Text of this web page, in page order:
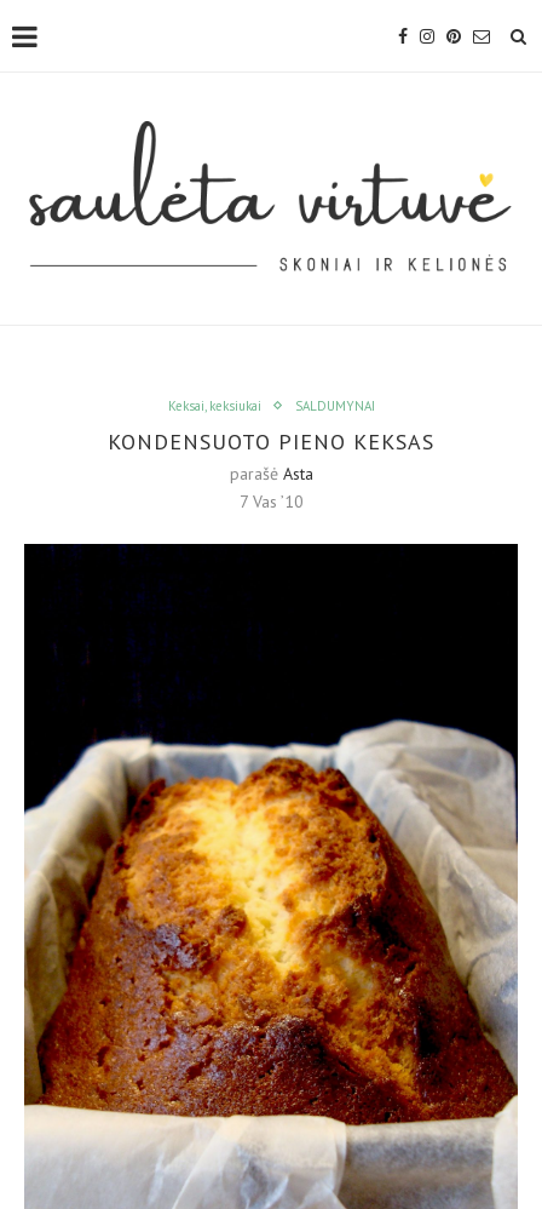
Keksai, keksiukai SALDUMYNAI
KONDENSUOTO PIENO KEKSAS
parašė Asta
7 Vas ’10